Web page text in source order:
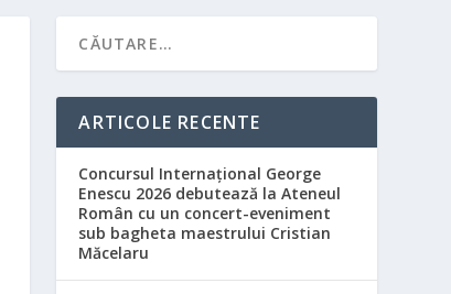
ARTICOLE RECENTE
Concursul Internațional George
Enescu 2026 debutează la Ateneul
Român cu un concert-eveniment
sub bagheta maestrului Cristian
Măcelaru